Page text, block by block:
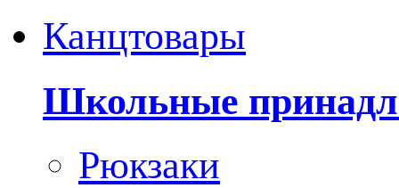
Канцтовары
Школьные
Рюкзаки